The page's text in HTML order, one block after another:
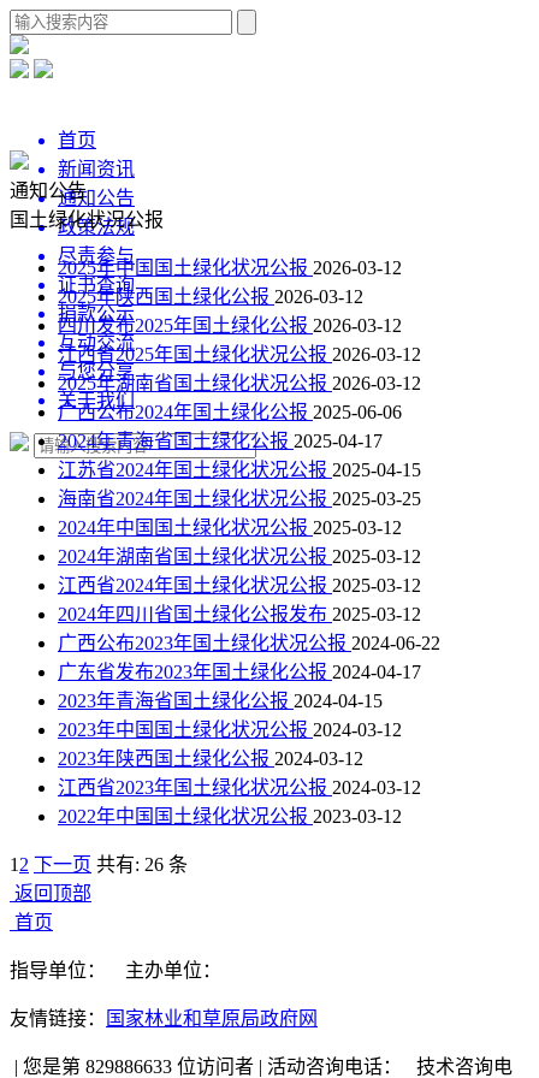
首页
新闻资讯
通知公告
政策法规
尽责参与
证书查询
捐款公示
互动交流
与您分享
关于我们
通知公告
国土绿化状况公报
2025年中国国土绿化状况公报 2026-03-12
2025年陕西国土绿化公报 2026-03-12
四川发布2025年国土绿化公报 2026-03-12
江西省2025年国土绿化状况公报 2026-03-12
2025年湖南省国土绿化状况公报 2026-03-12
广西公布2024年国土绿化公报 2025-06-06
2024年青海省国土绿化公报 2025-04-17
江苏省2024年国土绿化状况公报 2025-04-15
海南省2024年国土绿化状况公报 2025-03-25
2024年中国国土绿化状况公报 2025-03-12
2024年湖南省国土绿化状况公报 2025-03-12
江西省2024年国土绿化状况公报 2025-03-12
2024年四川省国土绿化公报发布 2025-03-12
广西公布2023年国土绿化状况公报 2024-06-22
广东省发布2023年国土绿化公报 2024-04-17
2023年青海省国土绿化公报 2024-04-15
2023年中国国土绿化状况公报 2024-03-12
2023年陕西国土绿化公报 2024-03-12
江西省2023年国土绿化状况公报 2024-03-12
2022年中国国土绿化状况公报 2023-03-12
1 2 下一页 共有: 26 条
返回顶部
首页
指导单位： 主办单位：
友情链接： 国家林业和草原局政府网
| 您是第 829886633 位访问者 | 活动咨询电话： 技术咨询电